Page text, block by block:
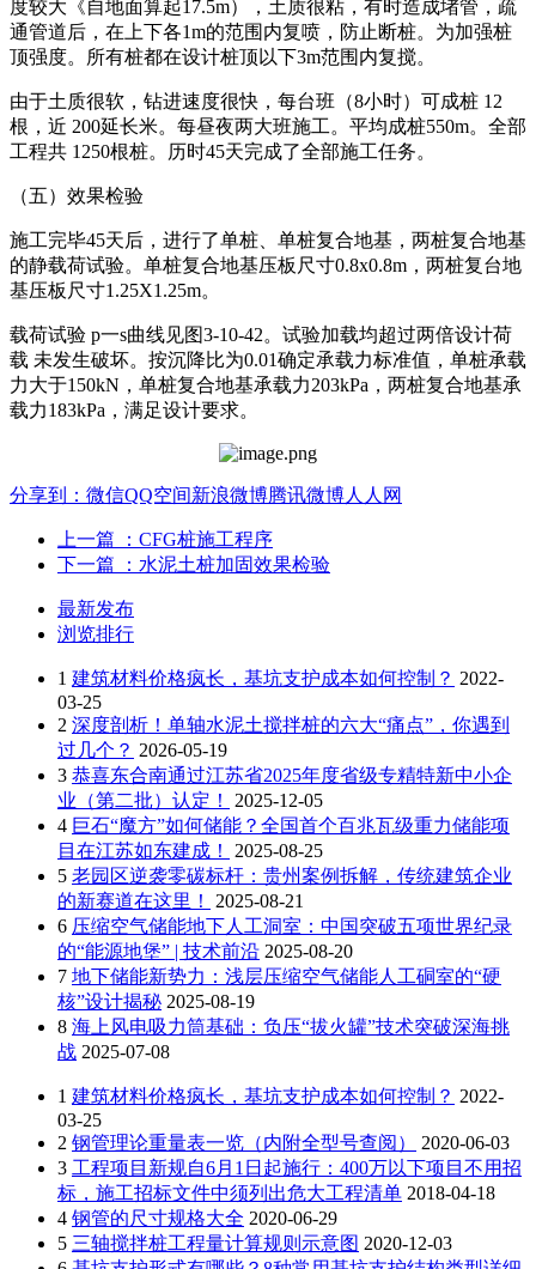
度较大《自地面算起17.5m），土质很粘，有时造成堵管，疏
通管道后，在上下各1m的范围内复喷，防止断桩。为加强桩
顶强度。所有桩都在设计桩顶以下3m范围内复搅。
由于土质很软，钻进速度很快，每台班（8小时）可成桩 12
根，近 200延长米。每昼夜两大班施工。平均成桩550m。全部
工程共 1250根桩。历时45天完成了全部施工任务。
（五）效果检验
施工完毕45天后，进行了单桩、单桩复合地基，两桩复合地基
的静载荷试验。单桩复合地基压板尺寸0.8x0.8m，两桩复台地
基压板尺寸1.25X1.25m。
载荷试验 p一s曲线见图3-10-42。试验加载均超过两倍设计荷
载 未发生破坏。按沉降比为0.01确定承载力标准值，单桩承载
力大于150kN，单桩复合地基承载力203kPa，两桩复合地基承
载力183kPa，满足设计要求。
分享到： 微信QQ空间新浪微博腾讯微博人人网
上一篇
：CFG桩施工程序
下一篇
：水泥土桩加固效果检验
最新发布
浏览排行
1 建筑材料价格疯长，基坑支护成本如何控制？ 2022-
03-25
2 深度剖析！单轴水泥土搅拌桩的六大“痛点”，你遇到
过几个？ 2026-05-19
3 恭喜东合南通过江苏省2025年度省级专精特新中小企
业（第二批）认定！
2025-12-05
4 巨石“魔方”如何储能？全国首个百兆瓦级重力储能项
目在江苏如东建成！
2025-08-25
5 老园区逆袭零碳标杆：贵州案例拆解，传统建筑企业
的新赛道在这里！
2025-08-21
6 压缩空气储能地下人工洞室：中国突破五项世界纪录
的“能源地堡” | 技术前沿 2025-08-20
7 地下储能新势力：浅层压缩空气储能人工硐室的“硬
核”设计揭秘 2025-08-19
8 海上风电吸力筒基础：负压“拔火罐”技术突破深海挑
战 2025-07-08
1 建筑材料价格疯长，基坑支护成本如何控制？ 2022-
03-25
2 钢管理论重量表一览（内附全型号查阅）
2020-06-03
3 工程项目新规自6月1日起施行：400万以下项目不用招
标，施工招标文件中须列出危大工程清单 2018-04-18
4 钢管的尺寸规格大全 2020-06-29
5 三轴搅拌桩工程量计算规则示意图 2020-12-03